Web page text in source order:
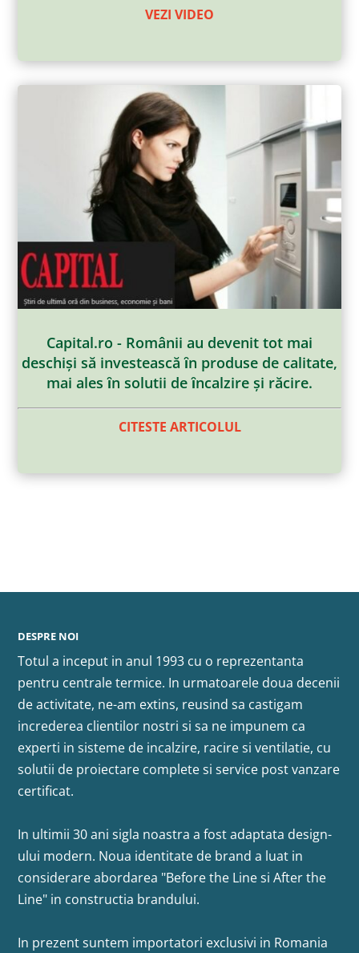
VEZI VIDEO
Capital.ro - Românii au devenit tot mai
deschiși să investească ȋn produse de calitate,
mai ales ȋn solutii de ȋncalzire și răcire.
CITESTE ARTICOLUL
DESPRE NOI
Totul a inceput in anul 1993 cu o reprezentanta
pentru centrale termice. In urmatoarele doua decenii
de activitate, ne-am extins, reusind sa castigam
increderea clientilor nostri si sa ne impunem ca
experti in sisteme de incalzire, racire si ventilatie, cu
solutii de proiectare complete si service post vanzare
certificat.
In ultimii 30 ani sigla noastra a fost adaptata design-
ului modern. Noua identitate de brand a luat in
considerare abordarea "Before the Line si After the
Line" in constructia brandului.
In prezent suntem importatori exclusivi in Romania